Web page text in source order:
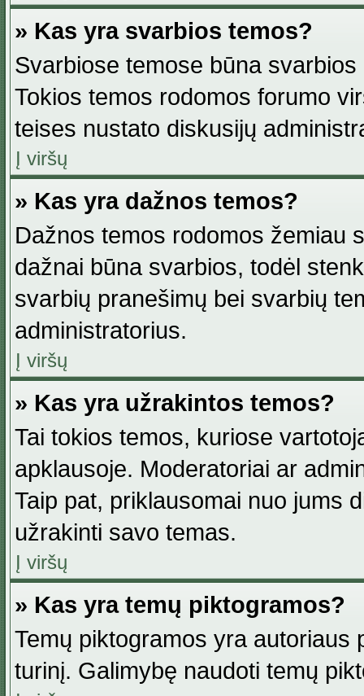
» Kas yra svarbios temos?
Svarbiose temose būna
Tokios temos rodomos forumo
teises nustato diskusijų
Į viršų
» Kas yra dažnos temos?
Dažnos temos rodomos žemiau
dažnai būna svarbios, todėl
svarbių pranešimų bei svarbių
administratorius.
Į viršų
» Kas yra užrakintos temos?
Tai tokios temos, kuriose
apklausoje. Moderatoriai ar
Taip pat, priklausomai nuo jums
užrakinti savo temas.
Į viršų
» Kas yra temų piktogramos?
Temų piktogramos yra autoriaus
turinį. Galimybę naudoti temų